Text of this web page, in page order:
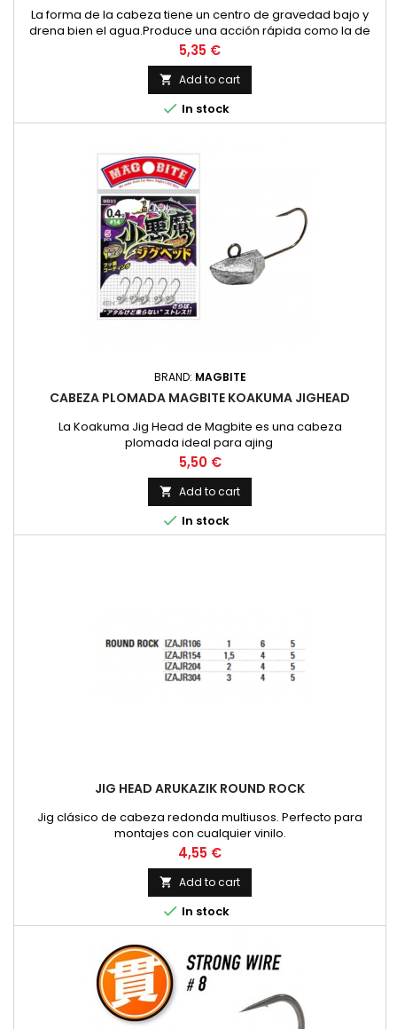
La forma de la cabeza tiene un centro de gravedad bajo y
drena bien el agua.Produce una acción rápida como la de
un pez carnada que huye.¡Ataca con acción rápida y apunta
a mordiscos de reacción! Se puede utilizar de forma segura
no sólo para el jurel y el pez roca, sino también para una
amplia gama de objetivos, como el pez roca y el mero.Se
utiliza un...
Price
5,35 €
 Add to cart
 In stock
BRAND: MAGBITE
CABEZA PLOMADA MAGBITE KOAKUMA JIGHEAD
La Koakuma Jig Head de Magbite es una cabeza
plomada ideal para ajing
Price
5,50 €
 Add to cart
 In stock
JIG HEAD ARUKAZIK ROUND ROCK
Jig clásico de cabeza redonda multiusos. Perfecto para
montajes con cualquier vinilo.
Price
4,55 €
 Add to cart
 In stock